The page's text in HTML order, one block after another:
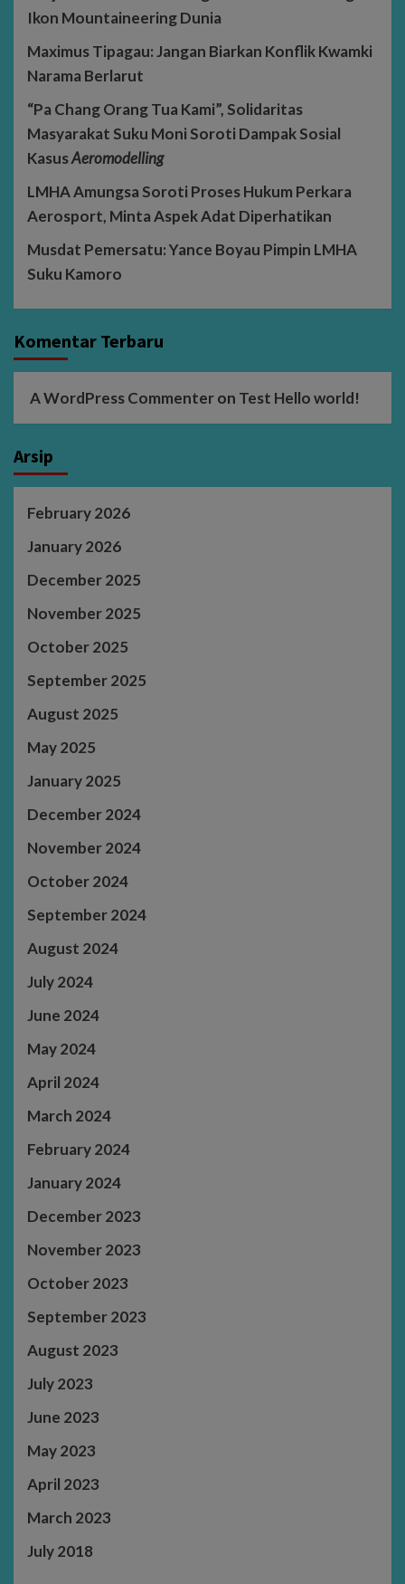
Ikon Mountaineering Dunia
Maximus Tipagau: Jangan Biarkan Konflik Kwamki
Narama Berlarut
“Pa Chang Orang Tua Kami”, Solidaritas
Masyarakat Suku Moni Soroti Dampak Sosial
KasusAeromodelling
LMHA Amungsa Soroti Proses Hukum Perkara
Aerosport, Minta Aspek Adat Diperhatikan
Musdat Pemersatu: Yance Boyau Pimpin LMHA
Suku Kamoro
Komentar Terbaru
A WordPress Commenteron Test Hello world!
Arsip
February 2026
January 2026
December 2025
November 2025
October 2025
September 2025
August 2025
May 2025
January 2025
December 2024
November 2024
October 2024
September 2024
August 2024
July 2024
June 2024
May 2024
April 2024
March 2024
February 2024
January 2024
December 2023
November 2023
October 2023
September 2023
August 2023
July 2023
June 2023
May 2023
April 2023
March 2023
July 2018